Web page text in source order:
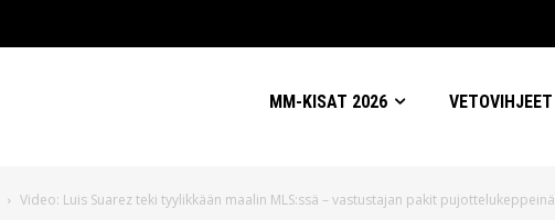
MM-KISAT 2026 VETOVIHJEET
Video: Luis Suarez teki tyylikkään maalin MLS:ssä – vastustajan pakit pujottelukeppeinä